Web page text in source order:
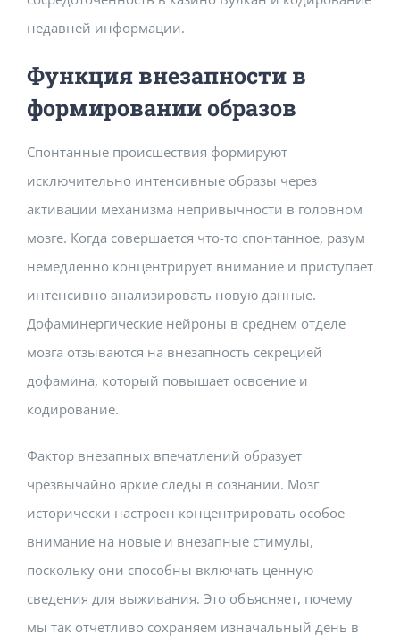
недавней информации.
Функция внезапности в
формировании образов
Спонтанные происшествия формируют
исключительно интенсивные образы через
активации механизма непривычности в головном
мозге. Когда совершается что-то спонтанное, разум
немедленно концентрирует внимание и приступает
интенсивно анализировать новую данные.
Дофаминергические нейроны в среднем отделе
мозга отзываются на внезапность секрецией
дофамина, который повышает освоение и
кодирование.
Фактор внезапных впечатлений образует
чрезвычайно яркие следы в сознании. Мозг
исторически настроен концентрировать особое
внимание на новые и внезапные стимулы,
поскольку они способны включать ценную
сведения для выживания. Это объясняет, почему
мы так отчетливо сохраняем изначальный день в